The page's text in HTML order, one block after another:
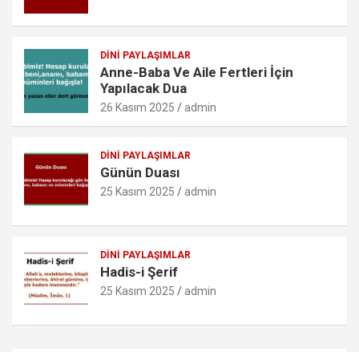
DINI PAYLAŞIMLAR
Anne-Baba Ve Aile Fertleri İçin
Yapılacak Dua
26 Kasım 2025 admin
DINI PAYLAŞIMLAR
Günün Duası
25 Kasım 2025 admin
DINI PAYLAŞIMLAR
Hadis-i Şerif
25 Kasım 2025 admin